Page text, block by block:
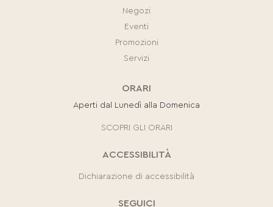
Negozi
Eventi
Promozioni
Servizi
ORARI
Aperti dal Lunedì alla Domenica
SCOPRI GLI ORARI
ACCESSIBILITÀ
Dichiarazione di accessibilità
SEGUICI